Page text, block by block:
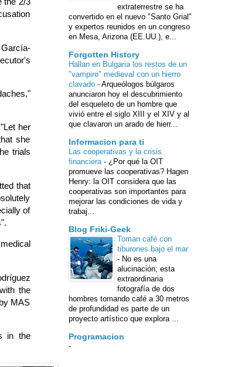
her
she
trials
that
of
the
MAS
in the
extraterrestre se ha
convertido en el nuevo "Santo Grial"
y expertos reunidos en un congreso
en Mesa, Arizona (EE.UU.), e...
Forgotten History
Hallan en Bulgaria los restos de un
"vampiro" medieval con un hierro
clavado - Arqueólogos búlgaros
anunciaron hoy el descubrimiento
del esqueleto de un hombre que
vivió entre el siglo XIII y el XIV y al
que clavaron un arado de hierr...
Informacion para ti
Las cooperativas y la crisis
financiera - ¿Por qué la OIT
promueve las cooperativas? Hagen
Henry: la OIT considera que las
cooperativas son importantes para
mejorar las condiciones de vida y
trabaj...
Blog Friki-Geek
Toman café con
tiburones bajo el mar
- No es una
alucinación; esta
extraordinaria
fotografía de dos
hombres tomando café a 30 metros
de profundidad es parte de un
proyecto artístico que explora ...
Programacion
-